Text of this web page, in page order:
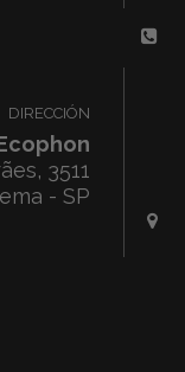
DIRECCIÓN
3511
- SP